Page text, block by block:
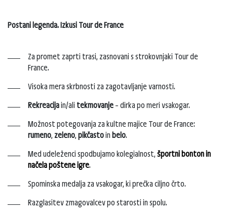
Postani legenda. Izkusi Tour de France
Za promet zaprti trasi, zasnovani s strokovnjaki Tour de
France.
Visoka mera skrbnosti za zagotavljanje varnosti.
Rekreacijain/ali tekmovanje – dirka po meri vsakogar.
Možnost potegovanja za kultne majice Tour de France:
rumeno, zeleno, pikčastoin belo.
Med udeleženci spodbujamo kolegialnost, športni bonton in
načela poštene igre.
Spominska medalja za vsakogar, ki prečka ciljno črto.
Razglasitev zmagovalcev po starosti in spolu.